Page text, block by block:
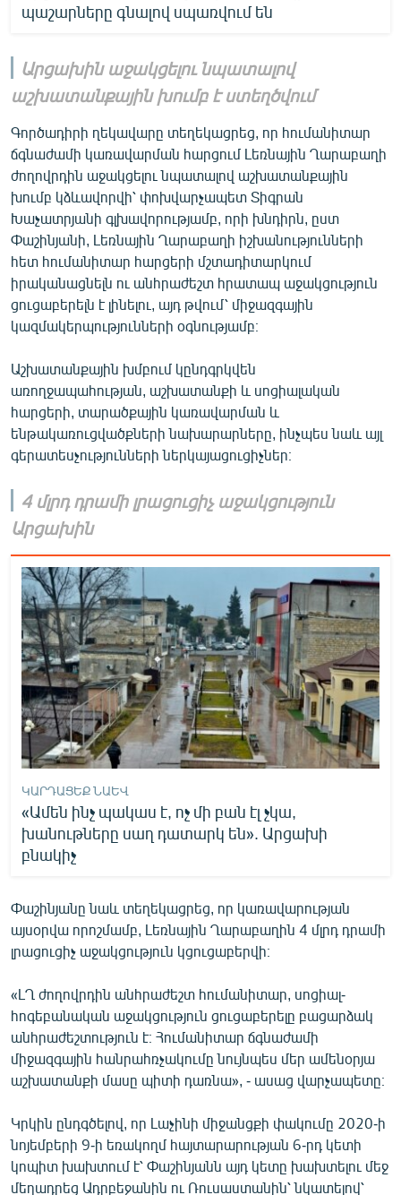
պաշարները գնալով սպառվում են
Արցախին աջակցելու նպատալով
աշխատանքային խումբ է ստեղծվում
Գործադիրի ղեկավարը տեղեկացրեց, որ հումանիտար
ճգնաժամի կառավարման հարցում Լեռնային Ղարաբաղի
ժողովրդին աջակցելու նպատալով աշխատանքային
խումբ կձևավորվի՝ փոխվարչապետ Տիգրան
Խաչատրյանի գլխավորությամբ, որի խնդիրն, ըստ
Փաշինյանի, Լեռնային Ղարաբաղի իշխանությունների
հետ հումանիտար հարցերի մշտադիտարկում
իրականացնելն ու անհրաժեշտ հրատապ աջակցություն
ցուցաբերելն է լինելու, այդ թվում՝ միջազգային
կազմակերպությունների օգնությամբ։
Աշխատանքային խմբում կընդգրկվեն
առողջապահության, աշխատանքի և սոցիալական
հարցերի, տարածքային կառավարման և
ենթակառուցվածքների նախարարները, ինչպես նաև այլ
գերատեսչությունների ներկայացուցիչներ։
4 մլրդ դրամի լրացուցիչ աջակցություն
Արցախին
ԿԱՐԴԱՑԵՔ ՆԱԵՎ
«Ամեն ինչ պակաս է, ոչ մի բան էլ չկա,
խանութները սաղ դատարկ են». Արցախի
բնակիչ
Փաշինյանը նաև տեղեկացրեց, որ կառավարության
այսօրվա որոշմամբ, Լեռնային Ղարաբաղին 4 մլրդ դրամի
լրացուցիչ աջակցություն կցուցաբերվի։
«ԼՂ ժողովրդին անհրաժեշտ հումանիտար, սոցիալ-
հոգեբանական աջակցություն ցուցաբերելը բացարձակ
անհրաժեշտություն է։ Հումանիտար ճգնաժամի
միջազգային հանրահռչակումը նույնպես մեր ամենօրյա
աշխատանքի մասը պիտի դառնա», - ասաց վարչապետը։
Կրկին ընդգծելով, որ Լաչինի միջանցքի փակումը 2020-ի
նոյեմբերի 9-ի եռակողմ հայտարարության 6-րդ կետի
կոպիտ խախտում է՝ Փաշինյանն այդ կետը խախտելու մեջ
մեղադրեց Ադրբեջանին ու Ռուսաստանին՝ նկատելով՝